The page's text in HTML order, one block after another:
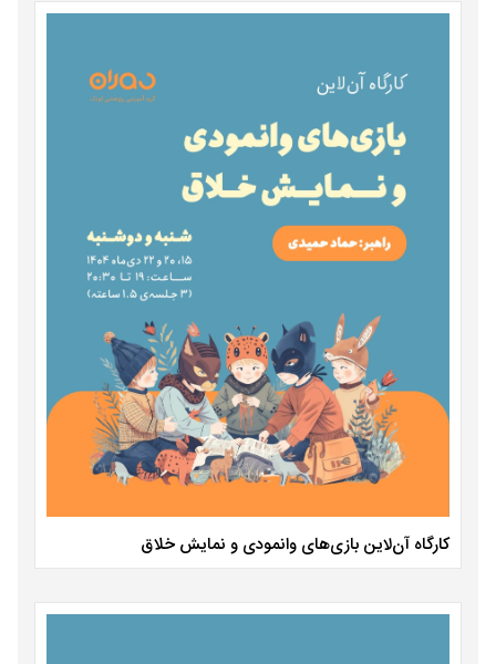
کارگاه آن‌لاین بازی‌های وانمودی و نمایش خلاق